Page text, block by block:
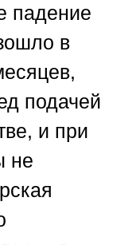
падение
в
подачей
и при
не